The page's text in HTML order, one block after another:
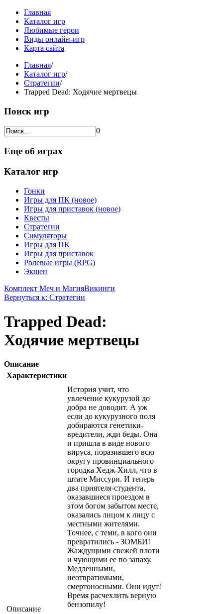
Главная
Каталог игр
Любимые герои
Виды онлайн-игр
Карта сайта
Главная/
Каталог игр/
Стратегии/
Trapped Dead: Ходячие мертвецы
Поиск игр
0
Еще об играх
Каталог игр
Гонки
Игры для ПК (новое)
Игры для приставок (новое)
Квесты
Стратегии
Симуляторы
Игры для ПК
Игры для приставок
Ролевые игры (RPG)
Экшен
Комплект Меч и МагияВикинги
Вернуться к: Стратегии
Trapped Dead:
Ходячие мертвецы
Описание
Характеристики
Описание
История учит, что
увлечение кукурузой до
добра не доводит. А уж
если до кукурузного поля
добираются генетики-
вредители, жди беды. Она
и пришла в виде нового
вируса, поразившего всю
округу провинциального
городка Хедж-Хилл, что в
штате Миссури. И теперь
два приятеля-студента,
оказавшиеся проездом в
этом богом забытом месте,
оказались лицом к лицу с
местными жителями.
Точнее, с теми, в кого они
превратились - ЗОМБИ!
Жаждущими свежей плоти
и чующими ее по запаху.
Медленными,
неотвратимыми,
смертоносными. Они идут!
Время расчехлить верную
бензопилу!